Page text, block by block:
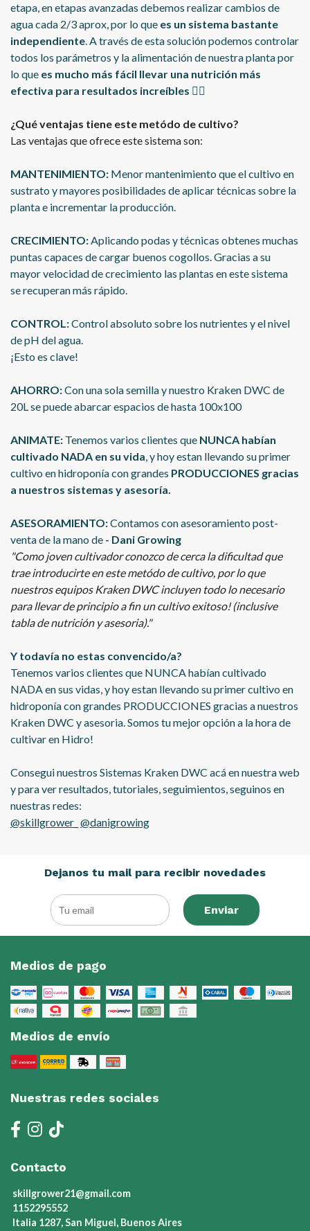
etapa, en etapas avanzadas debemos realizar cambios de
agua cada 2/3 aprox, por lo que es un sistema bastante
independiente. A través de esta solución podemos controlar
todos los parámetros y la alimentación de nuestra planta por
lo que es mucho más fácil llevar una nutrición más
efectiva para resultados increíbles 👌🏼
¿Qué ventajas tiene este metódo de cultivo?
Las ventajas que ofrece este sistema son:
MANTENIMIENTO: Menor mantenimiento que el cultivo en
sustrato y mayores posibilidades de aplicar técnicas sobre la
planta e incrementar la producción.
CRECIMIENTO:Aplicando podas y técnicas obtenes muchas
puntas capaces de cargar buenos cogollos. Gracias a su
mayor velocidad de crecimiento las plantas en este sistema
se recuperan más rápido.
CONTROL:Control absoluto sobre los nutrientes y el nivel
de pH del agua.
¡Esto es clave!
AHORRO:Con una sola semilla y nuestro Kraken DWC de
20L se puede abarcar espacios de hasta 100x100
ANIMATE: Tenemos varios clientes que NUNCA habían
cultivado NADA en su vida, y hoy estan llevando su primer
cultivo en hidroponía congrandes PRODUCCIONES gracias
a nuestros sistemas y asesoría.
ASESORAMIENTO:Contamos con asesoramiento post-
venta de la mano de - Dani Growing
"Como joven cultivador conozco de cerca la dificultad que
trae introducirte en este metódo de cultivo, por lo que
nuestros equipos Kraken DWC incluyen todo lo necesario
para llevar de principio a fin un cultivo exitoso! (inclusive
tabla de nutrición y asesoria)."
Y todavía no estas convencido/a?
Tenemos varios clientes que NUNCA habían cultivado
NADA en sus vidas, y hoy estan llevando su primer cultivo en
hidroponía con grandes PRODUCCIONES gracias a nuestros
Kraken DWC y asesoria. Somos tu mejor opción a la hora de
cultivar en Hidro!
Consegui nuestros Sistemas Kraken DWC acá en nuestra web
y para ver resultados, tutoriales, seguimientos, seguinos en
nuestras redes:
@skillgrower_ @danigrowing
Dejanos tu mail para recibir novedades
Enviar
Medios de pago
Medios de envío
Nuestras redes sociales
Contacto
skillgrower21@gmail.com
1152295552
Italia 1287, San Miguel, Buenos Aires